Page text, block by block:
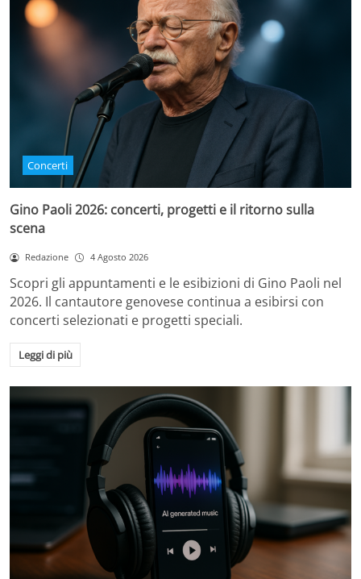
Concerti
Gino Paoli 2026: concerti, progetti e il ritorno sulla
scena
Redazione 4 Agosto 2026
Scopri gli appuntamenti e le esibizioni di Gino Paoli nel
2026. Il cantautore genovese continua a esibirsi con
concerti selezionati e progetti speciali.
Leggi di più